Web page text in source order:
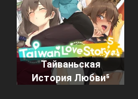
Тайваньская
История Любви⁵